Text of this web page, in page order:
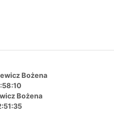
Bożena
Bożena